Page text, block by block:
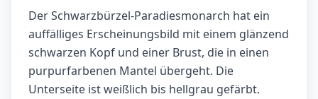
Der Schwarzbürzel-Paradiesmonarch hat ein
auffälliges Erscheinungsbild mit einem glänzend
schwarzen Kopf und einer Brust, die in einen
purpurfarbenen Mantel übergeht. Die
Unterseite ist weißlich bis hellgrau gefärbt.